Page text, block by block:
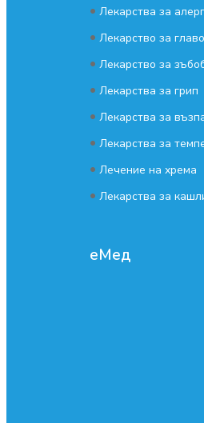
• Лекарства за
• Лекарство за
• Лекарство за
• Лекарства за грип
• Лекарства за
• Лекарства за
• Лечение на хрема
• Лекарства за
еМед